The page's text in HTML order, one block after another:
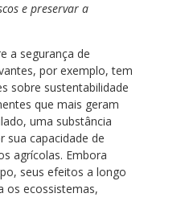
e preservar a
a segurança de
por exemplo, tem
sobre sustentabilidade
que mais geram
uma substância
sua capacidade de
agrícolas. Embora
seus efeitos a longo
os ecossistemas,